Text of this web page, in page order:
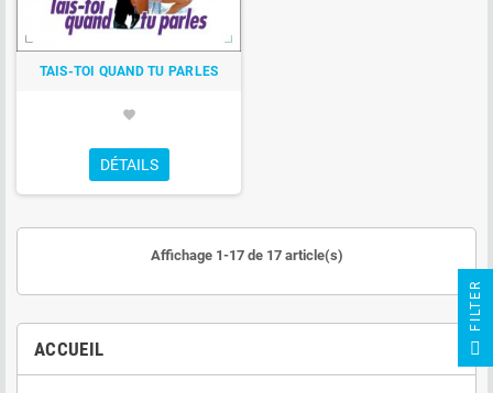
ACCUEIL
TAIS-TOI QUAND TU PARLES
favorite
DÉTAILS
Affichage 1-17 de 17 article(s)
R